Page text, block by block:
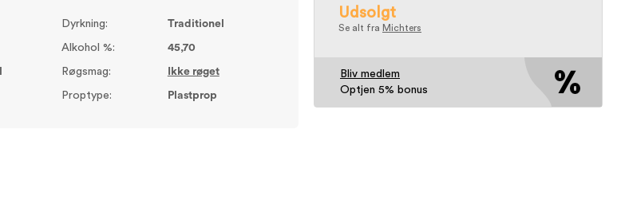
Udsolgt
Se alt fra Michters
Bliv medlem
Optjen 5% bonus
Dyrkning: Traditionel
Alkohol %: 45,70
Røgsmag: Ikke røget
Proptype: Plastprop